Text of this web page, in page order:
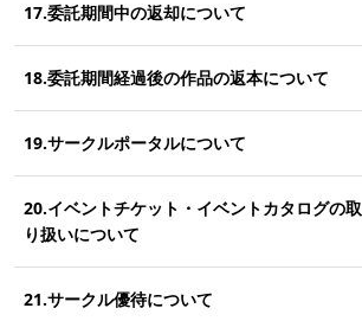
17.委託期間中の返却について
18.委託期間経過後の作品の返本について
19.サークルポータルについて
20.イベントチケット・イベントカタログの取
り扱いについて
21.サークル優待について